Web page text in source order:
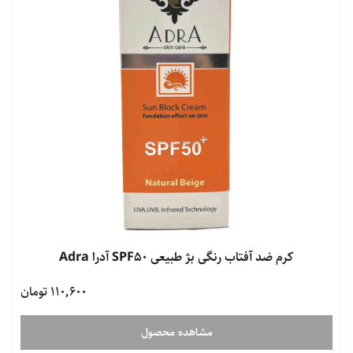
کرم ضد آفتاب رنگی بژ طبیعی SPF50 آدرا Adra
110,600 تومان
مشاهده محصول